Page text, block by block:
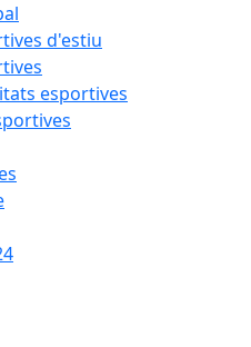
d'estiu
esportives